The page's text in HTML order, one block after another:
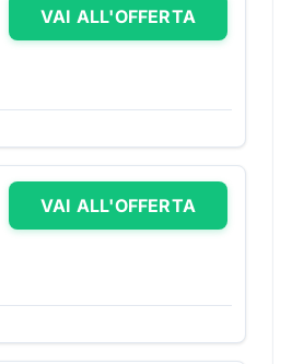
VAI ALL'OFFERTA
VAI ALL'OFFERTA